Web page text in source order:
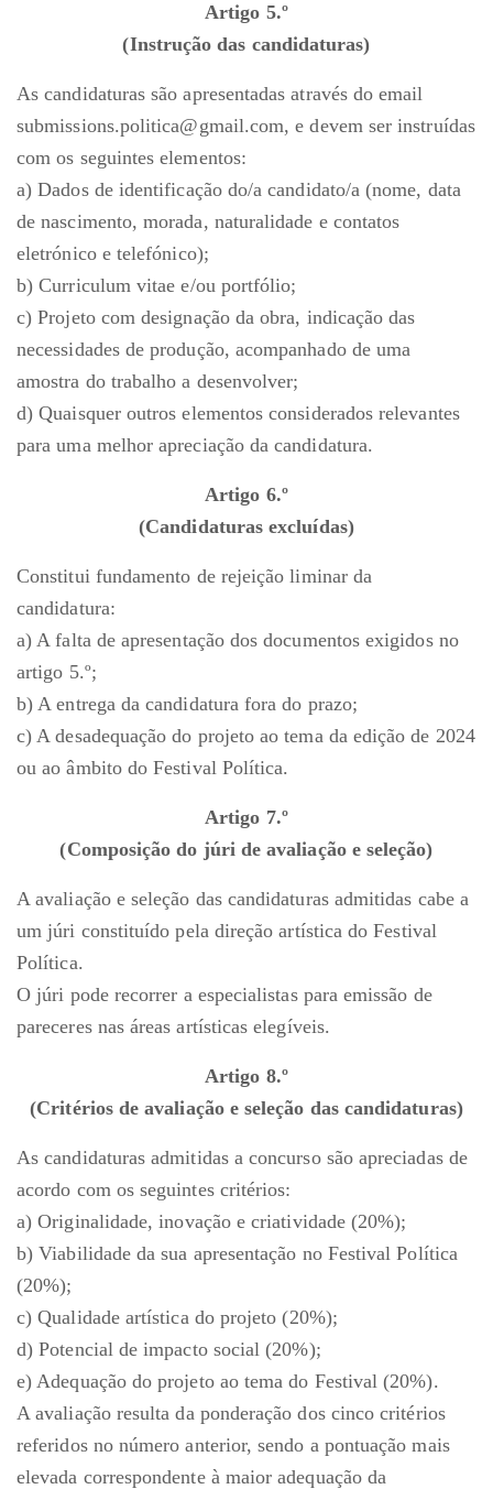
Artigo 5.º
(Instrução das candidaturas)
As candidaturas são apresentadas através do email
submissions.politica@gmail.com, e devem ser instruídas
com os seguintes elementos:
a) Dados de identificação do/a candidato/a (nome, data
de nascimento, morada, naturalidade e contatos
eletrónico e telefónico);
b) Curriculum vitae e/ou portfólio;
c) Projeto com designação da obra, indicação das
necessidades de produção, acompanhado de uma
amostra do trabalho a desenvolver;
d) Quaisquer outros elementos considerados relevantes
para uma melhor apreciação da candidatura.
Artigo 6.º
(Candidaturas excluídas)
Constitui fundamento de rejeição liminar da
candidatura:
a) A falta de apresentação dos documentos exigidos no
artigo 5.º;
b) A entrega da candidatura fora do prazo;
c) A desadequação do projeto ao tema da edição de 2024
ou ao âmbito do Festival Política.
Artigo 7.º
(Composição do júri de avaliação e seleção)
A avaliação e seleção das candidaturas admitidas cabe a
um júri constituído pela direção artística do Festival
Política.
O júri pode recorrer a especialistas para emissão de
pareceres nas áreas artísticas elegíveis.
Artigo 8.º
(Critérios de avaliação e seleção das candidaturas)
As candidaturas admitidas a concurso são apreciadas de
acordo com os seguintes critérios:
a) Originalidade, inovação e criatividade (20%);
b) Viabilidade da sua apresentação no Festival Política
(20%);
c) Qualidade artística do projeto (20%);
d) Potencial de impacto social (20%);
e) Adequação do projeto ao tema do Festival (20%).
A avaliação resulta da ponderação dos cinco critérios
referidos no número anterior, sendo a pontuação mais
elevada correspondente à maior adequação da